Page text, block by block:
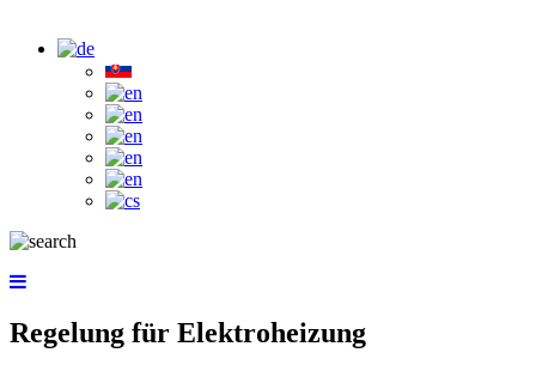
Regelung für Elektroheizung